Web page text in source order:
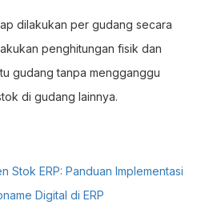
dilakukan per gudang secara
penghitungan fisik dan
gudang tanpa mengganggu
di gudang lainnya.
Stok ERP: Panduan Implementasi
Digital di ERP